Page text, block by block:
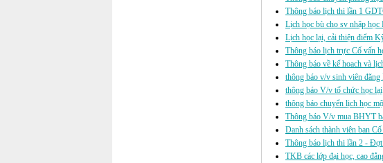
Thông báo lịch thi lần 1
Lịch học bù cho sv nhập
Lịch học lại, cải thiện điểm
Thông báo lịch trực Cố vấn
Thông báo về kế hoach và
thông báo v/v sinh viên đăng
thông báo V/v tổ chức học
thông báo chuyển lịch học
Thông báo V/v mua BHYT
Danh sách thành viên ban
Thông báo lịch thi lần 2 -
TKB các lớp đại học, cao